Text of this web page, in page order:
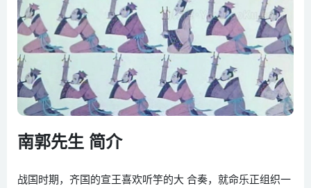
南郭先生 简介
战国时期，齐国的宣王喜欢听竽的大 合奏，就命乐正组织一